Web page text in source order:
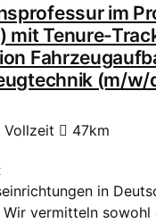
im
mit Tenure-
(m/w/
Vollzeit 47km
in
vermitteln sowohl